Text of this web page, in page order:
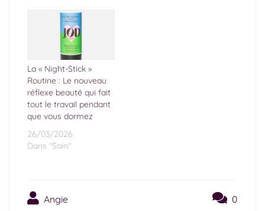
La « Night-Stick »
Routine : Le nouveau
réflexe beauté qui fait
tout le travail pendant
que vous dormez
26/03/2026
Dans "Soin"
Angie 0